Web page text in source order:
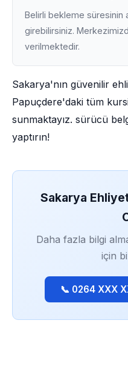
Belirli bekleme süresinin
girebilirsiniz.
verilmektedir.
Sakarya'nın güvenilir
Papuçdere'daki tüm
sunmaktayız. sürücü
yaptırın!
Sakarya
Daha fazla bilgi
için
📞 0264 XXX